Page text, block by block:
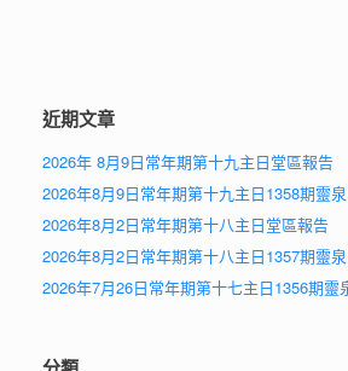
近期文章
2026年 8月9日常年期第十九主日堂區報告
2026年8月9日常年期第十九主日1358期靈泉
2026年8月2日常年期第十八主日堂區報告
2026年8月2日常年期第十八主日1357期靈泉
2026年7月26日常年期第十七主日1356期靈